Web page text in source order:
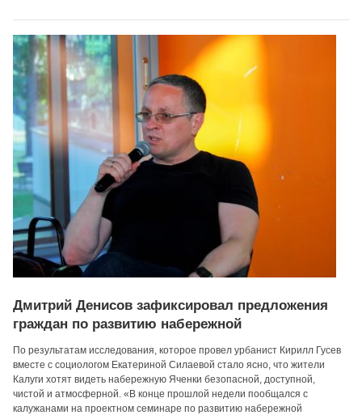
Дмитрий Денисов зафиксировал предложения
граждан по развитию набережной
По результатам исследования, которое провел урбанист Кирилл Гусев
вместе с социологом Екатериной Силаевой стало ясно, что жители
Калуги хотят видеть набережную Яченки безопасной, доступной,
чистой и атмосферной. «В конце прошлой недели пообщался с
калужанами на проектном семинаре по развитию набережной